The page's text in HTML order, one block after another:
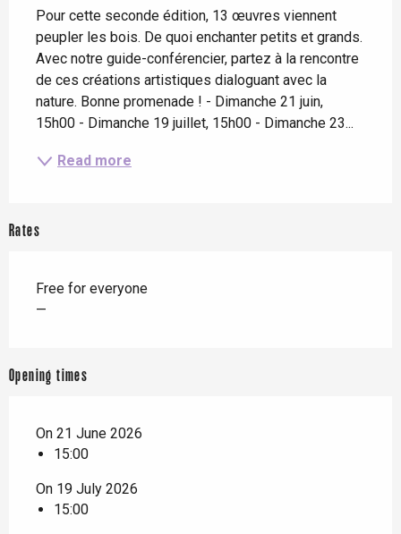
Pour cette seconde édition, 13 œuvres viennent
peupler les bois. De quoi enchanter petits et grands.
Avec notre guide-conférencier, partez à la rencontre
de ces créations artistiques dialoguant avec la
nature. Bonne promenade ! - Dimanche 21 juin,
15h00 - Dimanche 19 juillet, 15h00 - Dimanche 23...
Read more
Rates
Free for everyone
—
Opening times
On 21 June 2026
15:00
On 19 July 2026
15:00